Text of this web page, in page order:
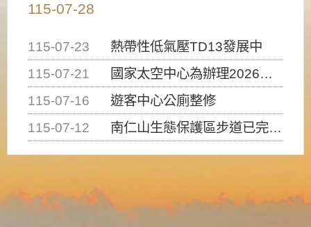
115-07-28
115-07-23
熱帶性低氣壓TD13發展中
115-07-21
國家太空中心為辦理2026台灣盃火箭競賽，陸、海、空域警戒及協調相關事宜，因颱風備案事宜
115-07-16
遊客中心公廁整修
115-07-12
南仁山生態保護區步道已完成修復，自115年7月13日（星期一）起恢復開放入園，歡迎民眾依規定申請入園....